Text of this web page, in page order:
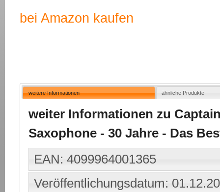
bei Amazon kaufen
weitere Informationen ähnliche Produkte
weiter Informationen zu
Saxophone - 30 Jahre - Das
EAN: 4099964001365
Veröffentlichungsdatum: